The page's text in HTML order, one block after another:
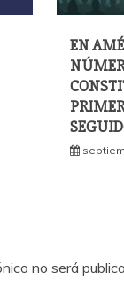
EN
no será